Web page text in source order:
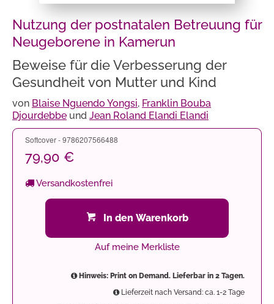
Nutzung der postnatalen Betreuung für
Neugeborene in Kamerun
Beweise für die Verbesserung der
Gesundheit von Mutter und Kind
von Blaise Nguendo Yongsi, Franklin Bouba
Djourdebbe und Jean Roland Elandi Elandi
Softcover - 9786207566488
79,90 €
Versandkostenfrei
In den Warenkorb
Auf meine Merkliste
Hinweis: Print on Demand. Lieferbar in 2 Tagen.
Lieferzeit nach Versand: ca. 1-2 Tage